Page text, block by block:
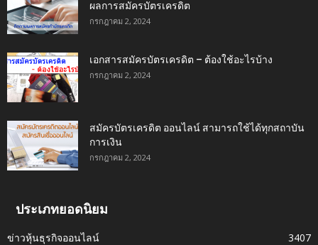
ผลการสมัครบัตรเครดิต
กรกฎาคม 2, 2024
เอกสารสมัครบัตรเครดิต – ต้องใช้อะไรบ้าง
กรกฎาคม 2, 2024
สมัครบัตรเครดิต ออนไลน์ สามารถใช้ได้ทุกสถาบัน
การเงิน
กรกฎาคม 2, 2024
ประเภทยอดนิยม
ข่าวหุ้นธุรกิจออนไลน์
3407